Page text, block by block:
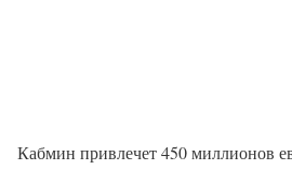
Кабмин привлечет 450 миллионов